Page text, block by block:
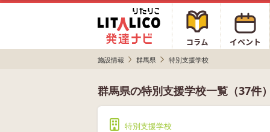
施設情報 群馬県 特別支援学校
群馬県の特別支援学校一覧（37件
特別支援学校